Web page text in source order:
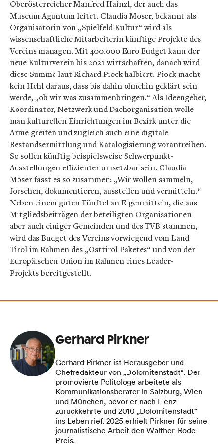
Oberösterreicher Manfred Hainzl, der auch das
Museum Aguntum leitet. Claudia Moser, bekannt als
Organisatorin von „Spielfeld Kultur“ wird als
wissenschaftliche Mitarbeiterin künftige Projekte des
Vereins managen. Mit 400.000 Euro Budget kann der
neue Kulturverein bis 2021 wirtschaften, danach wird
diese Summe laut Richard Piock halbiert. Piock macht
kein Hehl daraus, dass bis dahin ohnehin geklärt sein
werde, „ob wir was zusammenbringen.“ Als Ideengeber,
Koordinator, Netzwerk und Dachorganisation wolle
man kulturellen Einrichtungen im Bezirk unter die
Arme greifen und zugleich auch eine digitale
Bestandsermittlung und Katalogisierung vorantreiben.
So sollen künftig beispielsweise Schwerpunkt-
Ausstellungen effizienter umsetzbar sein. Claudia
Moser fasst es so zusammen: „Wir wollen sammeln,
forschen, dokumentieren, ausstellen und vermitteln.“
Neben einem guten Fünftel an Eigenmitteln, die aus
Mitgliedsbeiträgen der beteiligten Organisationen
aber auch einiger Gemeinden und des TVB stammen,
wird das Budget des Vereins vorwiegend vom Land
Tirol im Rahmen des „Osttirol Paketes“ und von der
Europäischen Union im Rahmen eines Leader-
Projekts bereitgestellt.
Gerhard Pirkner
Gerhard Pirkner ist Herausgeber und
Chefredakteur von „Dolomitenstadt“. Der
promovierte Politologe arbeitete als
Kommunikationsberater in Salzburg, Wien
und München, bevor er nach Lienz
zurückkehrte und 2010 „Dolomitenstadt“
ins Leben rief. 2025 erhielt Pirkner für seine
journalistische Arbeit den Walther-Rode-
Preis.